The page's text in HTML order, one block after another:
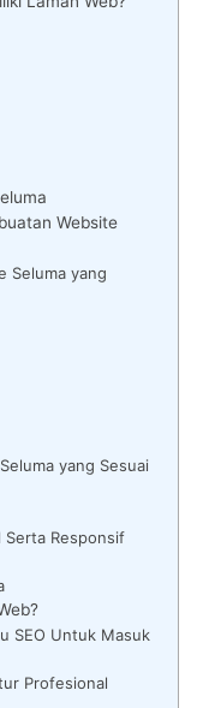
Website
Seluma yang
yang Sesuai
Serta Responsif
SEO Untuk Masuk
Profesional